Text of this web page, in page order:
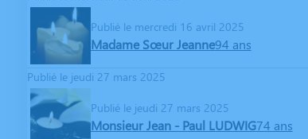
Publié le mercredi 16 avril 2025
Madame Sœur Jeanne94 ans
Publié le jeudi 27 mars 2025
Publié le jeudi 27 mars 2025
Monsieur Jean - Paul LUDWIG74 ans